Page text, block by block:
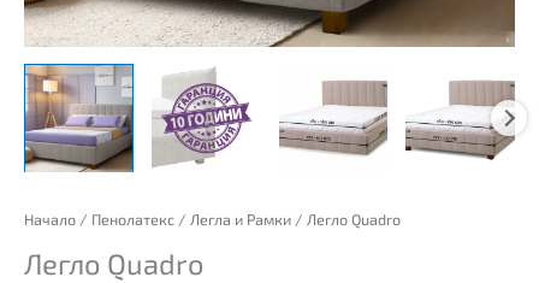
Начало / Пенолатекс / Легла и Рамки / Легло Quadro
Легло Quadro
количество
Легло